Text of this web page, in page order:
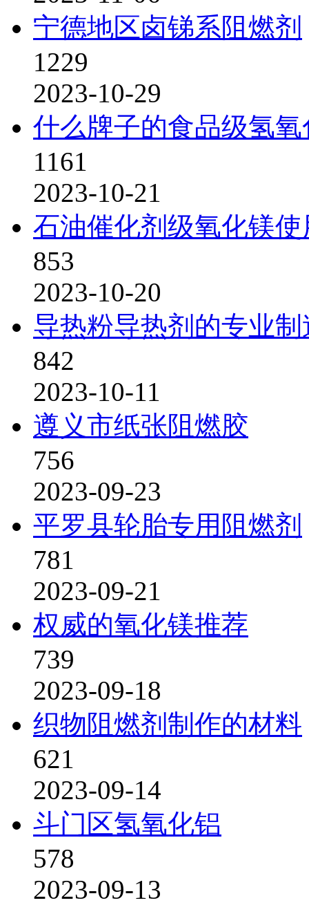
宁德地区卤锑系阻燃剂
1229
2023-10-29
什么牌子的食品级氢
1161
2023-10-21
石油催化剂级氧化镁
853
2023-10-20
导热粉导热剂的专业
842
2023-10-11
遵义市纸张阻燃胶
756
2023-09-23
平罗县轮胎专用阻燃剂
781
2023-09-21
权威的氧化镁推荐
739
2023-09-18
织物阻燃剂制作的材料
621
2023-09-14
斗门区氢氧化铝
578
2023-09-13